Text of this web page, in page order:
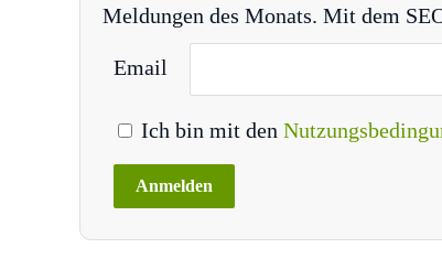
Meldungen des Monats. Mit dem
Email
Ich bin mit den